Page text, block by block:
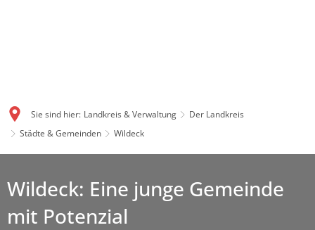
Sie sind hier: Landkreis & Verwaltung
Der Landkreis
Städte & Gemeinden
Wildeck
Wildeck: Eine junge Gemeinde
mit Potenzial